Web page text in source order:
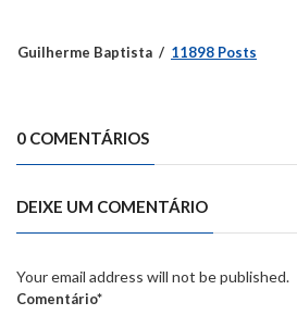
Guilherme Baptista 11898 Posts
0 COMENTÁRIOS
DEIXE UM COMENTÁRIO
Your email address will not be published.
Comentário*